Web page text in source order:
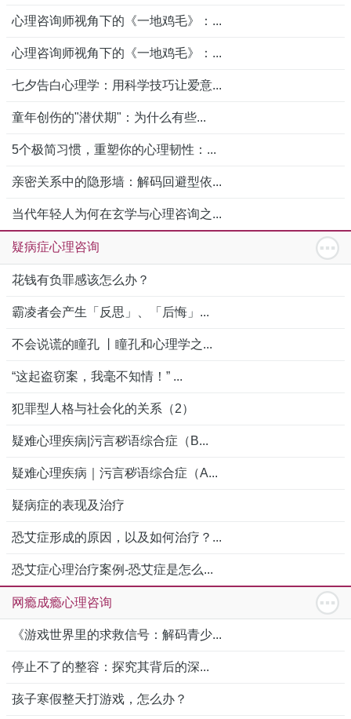
心理咨询师视角下的《一地鸡毛》：...
心理咨询师视角下的《一地鸡毛》：...
七夕告白心理学：用科学技巧让爱意...
童年创伤的"潜伏期"：为什么有些...
5个极简习惯，重塑你的心理韧性：...
亲密关系中的隐形墙：解码回避型依...
当代年轻人为何在玄学与心理咨询之...
疑病症心理咨询
花钱有负罪感该怎么办？
霸凌者会产生「反思」、「后悔」...
不会说谎的瞳孔 丨瞳孔和心理学之...
“这起盗窃案，我毫不知情！” ...
犯罪型人格与社会化的关系（2）
疑难心理疾病|污言秽语综合症（B...
疑难心理疾病｜污言秽语综合症（A...
疑病症的表现及治疗
恐艾症形成的原因，以及如何治疗？...
恐艾症心理治疗案例-恐艾症是怎么...
网瘾成瘾心理咨询
《游戏世界里的求救信号：解码青少...
停止不了的整容：探究其背后的深...
孩子寒假整天打游戏，怎么办？